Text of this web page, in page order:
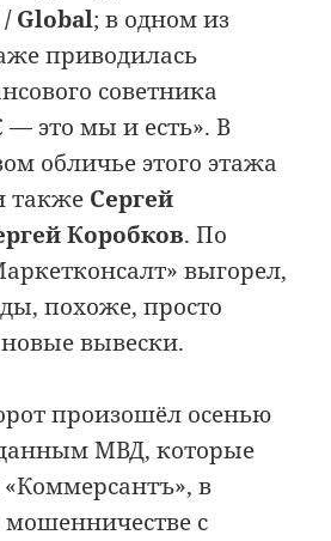
/ Global; в одном из
приводилась
советника
— это мы и есть». В
обличье этого этажа
также Сергей
Коробков. По
выгорел,
похоже, просто
вывески.
произошёл осенью
МВД, которые
в
с